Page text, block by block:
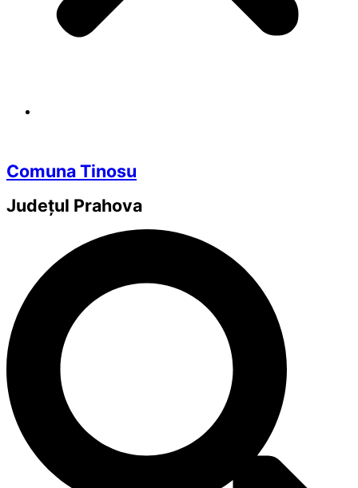
Comuna Tinosu
Județul Prahova